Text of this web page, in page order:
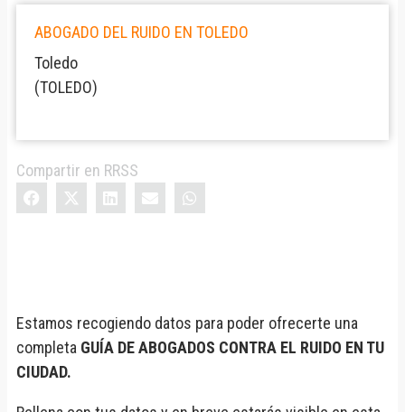
ABOGADO DEL RUIDO EN TOLEDO
Toledo
(TOLEDO)
Compartir en RRSS
Estamos recogiendo datos para poder ofrecerte una
completa GUÍA DE ABOGADOS CONTRA EL RUIDO EN TU
CIUDAD.